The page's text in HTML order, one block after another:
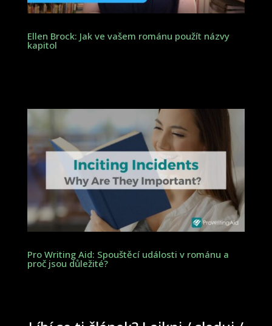
Ellen Brock: Jak ve vašem románu použít názvy
kapitol
Pro Writing Aid: Spouštěcí události v románu a
proč jsou důležité?